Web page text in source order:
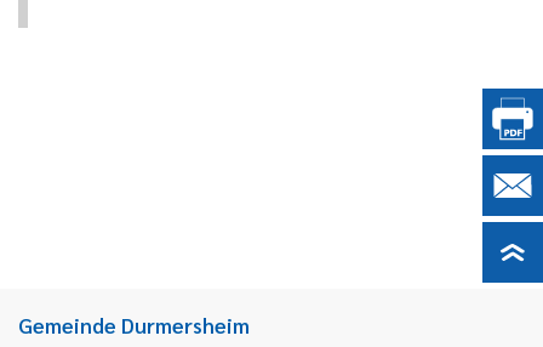
Gemeinde Durmersheim